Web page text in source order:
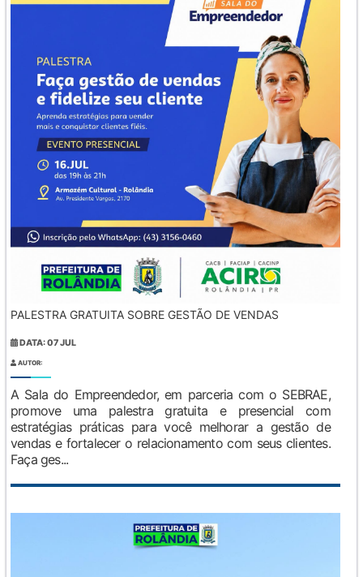
PALESTRA GRATUITA SOBRE GESTÃO DE VENDAS
DATA: 07 JUL
AUTOR:
A Sala do Empreendedor, em parceria com o SEBRAE,
promove uma palestra gratuita e presencial com
estratégias práticas para você melhorar a gestão de
vendas e fortalecer o relacionamento com seus clientes.
Faça ges...